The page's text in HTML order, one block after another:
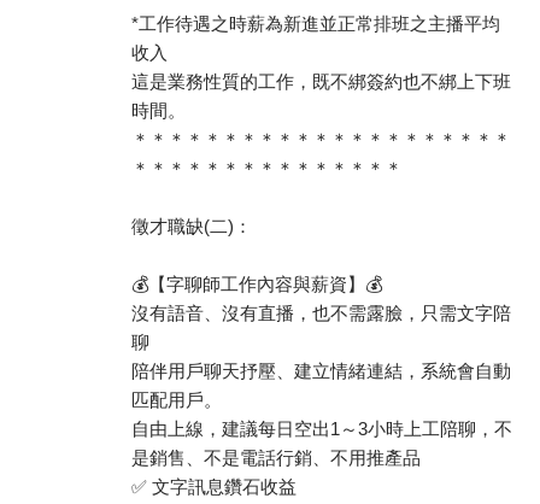
*工作待遇之時薪為新進並正常排班之主播平均
收入
這是業務性質的工作，既不綁簽約也不綁上下班
時間。
＊＊＊＊＊＊＊＊＊＊＊＊＊＊＊＊＊＊＊＊＊
＊＊＊＊＊＊＊＊＊＊＊＊＊＊＊
徵才職缺(二)：
💰【字聊師工作內容與薪資】💰
沒有語音、沒有直播，也不需露臉，只需文字陪
聊
陪伴用戶聊天抒壓、建立情緒連結，系統會自動
匹配用戶。
自由上線，建議每日空出1～3小時上工陪聊，不
是銷售、不是電話行銷、不用推產品
✅ 文字訊息鑽石收益